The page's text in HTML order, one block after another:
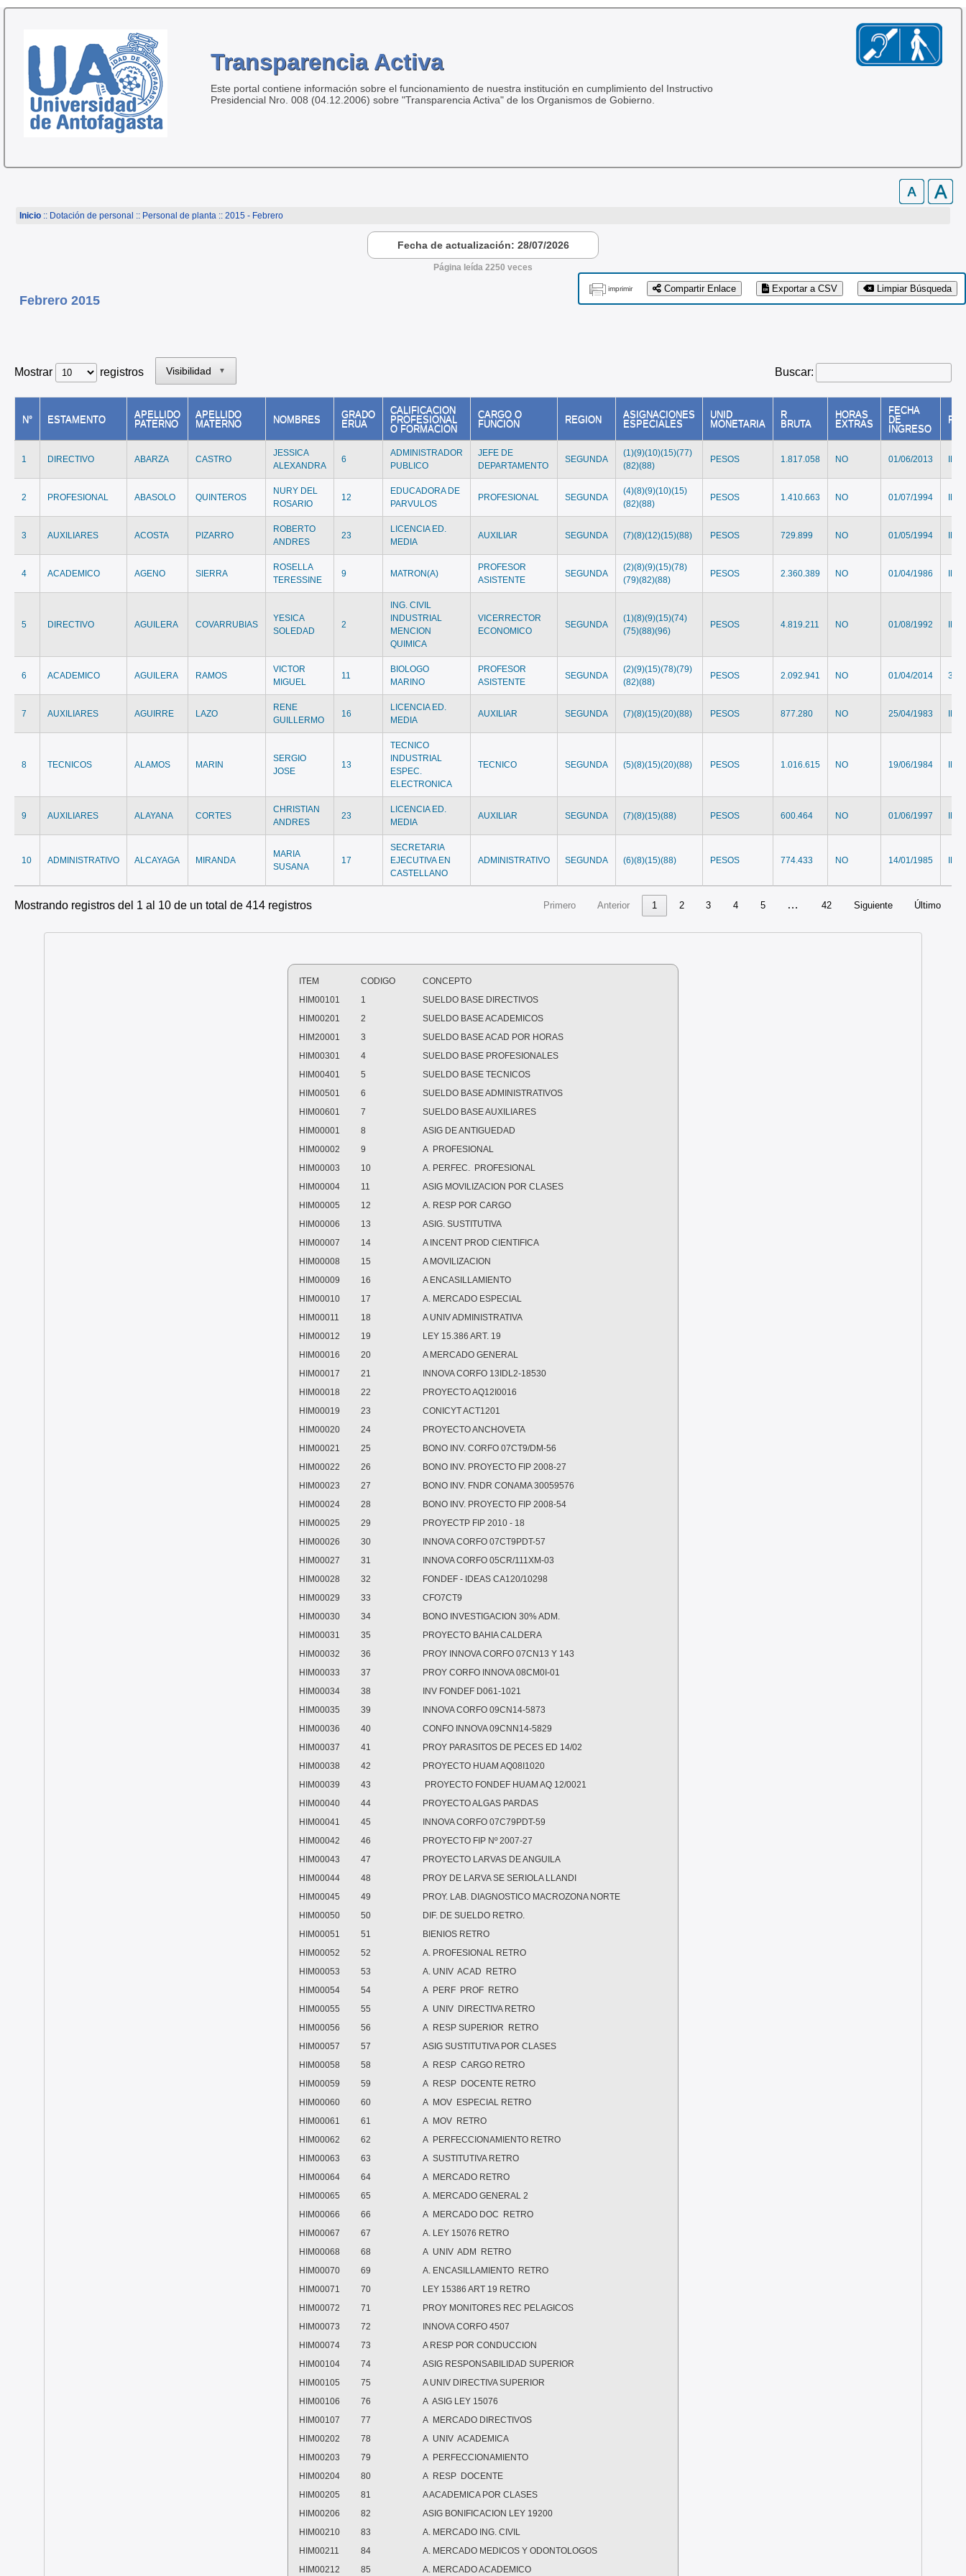
Transparencia Activa
Este portal contiene información sobre el funcionamiento de nuestra institución en cumplimiento del Instructivo
Presidencial Nro. 008 (04.12.2006) sobre "Transparencia Activa" de los Organismos de Gobierno.
Inicio:: Dotación de personal :: Personal de planta:: 2015 - Febrero
Fecha de actualización: 28/07/2026
Página leída 2250 veces
Limpiar Búsqueda
Exportar a CSV
Compartir Enlace
imprimir
Febrero 2015
Mostrar registros Visibilidad ▼ Buscar:
N° ESTAMENTO
APELLIDO
PATERNO
APELLIDO
MATERNO
NOMBRES
GRADO
ERUA
CALIFICACION
PROFESIONAL
O FORMACION
CARGO O
FUNCION
REGION
ASIGNACIONES
ESPECIALES
UNID
MONETARIA
R
BRUTA
HORAS
EXTRAS
FECHA
DE
INGRESO
1 DIRECTIVO ABARZA CASTRO
JESSICA
ALEXANDRA
6
ADMINISTRADOR
PUBLICO
JEFE DE
DEPARTAMENTO
SEGUNDA
(1)(9)(10)(15)(77)
(82)(88)
PESOS 1.817.058 NO 01/06/2013
2 PROFESIONAL ABASOLO QUINTEROS
NURY DEL
ROSARIO
12
EDUCADORA DE
PARVULOS
PROFESIONAL SEGUNDA
(4)(8)(9)(10)(15)
(82)(88)
PESOS 1.410.663 NO 01/07/1994
3 AUXILIARES ACOSTA PIZARRO
ROBERTO
ANDRES
23
LICENCIA ED.
MEDIA
AUXILIAR SEGUNDA (7)(8)(12)(15)(88) PESOS 729.899 NO 01/05/1994
4 ACADEMICO AGENO SIERRA
ROSELLA
TERESSINE
9 MATRON(A)
PROFESOR
ASISTENTE
SEGUNDA
(2)(8)(9)(15)(78)
(79)(82)(88)
PESOS 2.360.389 NO 01/04/1986
5 DIRECTIVO AGUILERA COVARRUBIAS
YESICA
SOLEDAD
2
ING. CIVIL
INDUSTRIAL
MENCION
QUIMICA
VICERRECTOR
ECONOMICO
SEGUNDA
(1)(8)(9)(15)(74)
(75)(88)(96)
PESOS 4.819.211 NO 01/08/1992
6 ACADEMICO AGUILERA RAMOS
VICTOR
MIGUEL
11
BIOLOGO
MARINO
PROFESOR
ASISTENTE
SEGUNDA
(2)(9)(15)(78)(79)
(82)(88)
PESOS 2.092.941 NO 01/04/2014 31/
7 AUXILIARES AGUIRRE LAZO
RENE
GUILLERMO
16
LICENCIA ED.
MEDIA
AUXILIAR SEGUNDA (7)(8)(15)(20)(88) PESOS 877.280 NO 25/04/1983
8 TECNICOS ALAMOS MARIN
SERGIO
JOSE
13
TECNICO
INDUSTRIAL
ESPEC.
ELECTRONICA
TECNICO SEGUNDA (5)(8)(15)(20)(88) PESOS 1.016.615 NO 19/06/1984
9 AUXILIARES ALAYANA CORTES
CHRISTIAN
ANDRES
23
LICENCIA ED.
MEDIA
AUXILIAR SEGUNDA (7)(8)(15)(88) PESOS 600.464 NO 01/06/1997
10 ADMINISTRATIVO ALCAYAGA MIRANDA
MARIA
SUSANA
17
SECRETARIA
EJECUTIVA EN
CASTELLANO
ADMINISTRATIVO SEGUNDA (6)(8)(15)(88) PESOS 774.433 NO 14/01/1985
Mostrando registros del 1 al 10 de un total de 414 registros Primero Anterior 1 2 3 4 5 … 42 Siguiente Último
ITEM CODIGO
CONCEPTO
HIM00101
1
SUELDO BASE DIRECTIVOS
HIM00201
2
SUELDO BASE ACADEMICOS
HIM20001
3
SUELDO BASE ACAD POR HORAS
HIM00301
4
SUELDO BASE PROFESIONALES
HIM00401
5
SUELDO BASE TECNICOS
HIM00501
6
SUELDO BASE ADMINISTRATIVOS
HIM00601
7
SUELDO BASE AUXILIARES
HIM00001
8
ASIG DE ANTIGUEDAD
HIM00002
9
A PROFESIONAL
HIM00003
10
A. PERFEC. PROFESIONAL
HIM00004
11
ASIG MOVILIZACION POR CLASES
HIM00005
12
A. RESP POR CARGO
HIM00006
13
ASIG. SUSTITUTIVA
HIM00007
14
A INCENT PROD CIENTIFICA
HIM00008
15
A MOVILIZACION
HIM00009
16
A ENCASILLAMIENTO
HIM00010
17
A. MERCADO ESPECIAL
HIM00011
18
A UNIV ADMINISTRATIVA
HIM00012
19
LEY 15.386 ART. 19
HIM00016
20
A MERCADO GENERAL
HIM00017
21
INNOVA CORFO 13IDL2-18530
HIM00018
22
PROYECTO AQ12I0016
HIM00019
23
CONICYT ACT1201
HIM00020
24
PROYECTO ANCHOVETA
HIM00021
25
BONO INV. CORFO 07CT9/DM-56
HIM00022
26
BONO INV. PROYECTO FIP 2008-27
HIM00023
27
BONO INV. FNDR CONAMA 30059576
HIM00024
28
BONO INV. PROYECTO FIP 2008-54
HIM00025
29
PROYECTP FIP 2010 - 18
HIM00026
30
INNOVA CORFO 07CT9PDT-57
HIM00027
31
INNOVA CORFO 05CR/111XM-03
HIM00028
32
FONDEF - IDEAS CA120/10298
HIM00029
33
CFO7CT9
HIM00030
34
BONO INVESTIGACION 30% ADM.
HIM00031
35
PROYECTO BAHIA CALDERA
HIM00032
36
PROY INNOVA CORFO 07CN13 Y 143
HIM00033
37
PROY CORFO INNOVA 08CM0I-01
HIM00034
38
INV FONDEF D061-1021
HIM00035
39
INNOVA CORFO 09CN14-5873
HIM00036
40
CONFO INNOVA 09CNN14-5829
HIM00037
41
PROY PARASITOS DE PECES ED 14/02
HIM00038
42
PROYECTO HUAM AQ08I1020
HIM00039
43
PROYECTO FONDEF HUAM AQ 12/0021
HIM00040
44
PROYECTO ALGAS PARDAS
HIM00041
45
INNOVA CORFO 07C79PDT-59
HIM00042
46
PROYECTO FIP Nº 2007-27
HIM00043
47
PROYECTO LARVAS DE ANGUILA
HIM00044
48
PROY DE LARVA SE SERIOLA LLANDI
HIM00045
49
PROY. LAB. DIAGNOSTICO MACROZONA NORTE
HIM00050
50
DIF. DE SUELDO RETRO.
HIM00051
51
BIENIOS RETRO
HIM00052
52
A. PROFESIONAL RETRO
HIM00053
53
A. UNIV ACAD RETRO
HIM00054
54
A PERF PROF RETRO
HIM00055
55
A UNIV DIRECTIVA RETRO
HIM00056
56
A RESP SUPERIOR RETRO
HIM00057
57
ASIG SUSTITUTIVA POR CLASES
HIM00058
58
A RESP CARGO RETRO
HIM00059
59
A RESP DOCENTE RETRO
HIM00060
60
A MOV ESPECIAL RETRO
HIM00061
61
A MOV RETRO
HIM00062
62
A PERFECCIONAMIENTO RETRO
HIM00063
63
A SUSTITUTIVA RETRO
HIM00064
64
A MERCADO RETRO
HIM00065
65
A. MERCADO GENERAL 2
HIM00066
66
A MERCADO DOC RETRO
HIM00067
67
A. LEY 15076 RETRO
HIM00068
68
A UNIV ADM RETRO
HIM00070
69
A. ENCASILLAMIENTO RETRO
HIM00071
70
LEY 15386 ART 19 RETRO
HIM00072
71
PROY MONITORES REC PELAGICOS
HIM00073
72
INNOVA CORFO 4507
HIM00074
73
A RESP POR CONDUCCION
HIM00104
74
ASIG RESPONSABILIDAD SUPERIOR
HIM00105
75
A UNIV DIRECTIVA SUPERIOR
HIM00106
76
A ASIG LEY 15076
HIM00107
77
A MERCADO DIRECTIVOS
HIM00202
78
A UNIV ACADEMICA
HIM00203
79
A PERFECCIONAMIENTO
HIM00204
80
A RESP DOCENTE
HIM00205
81
A ACADEMICA POR CLASES
HIM00206
82
ASIG BONIFICACION LEY 19200
HIM00210
83
A. MERCADO ING. CIVIL
HIM00211
84
A. MERCADO MEDICOS Y ODONTOLOGOS
HIM00212
85 A. MERCADO ACADEMICO